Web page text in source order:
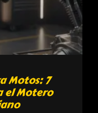
Motos: 7
el Motero